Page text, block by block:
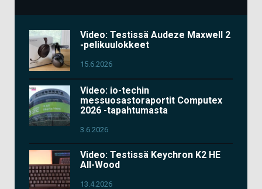
Video: Testissä Audeze Maxwell 2
-pelikuulokkeet
15.6.2026
Video: io-techin
messuosastoraportit Computex
2026 -tapahtumasta
3.6.2026
Video: Testissä Keychron K2 HE
All-Wood
13.4.2026